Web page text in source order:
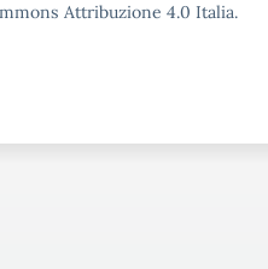
Attribuzione 4.0 Italia.